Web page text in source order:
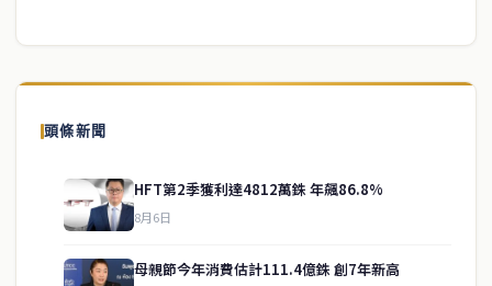
頭條新聞
HFT第2季獲利達4812萬銖 年飆86.8%
8月6日
母親節今年消費估計111.4億銖 創7年新高